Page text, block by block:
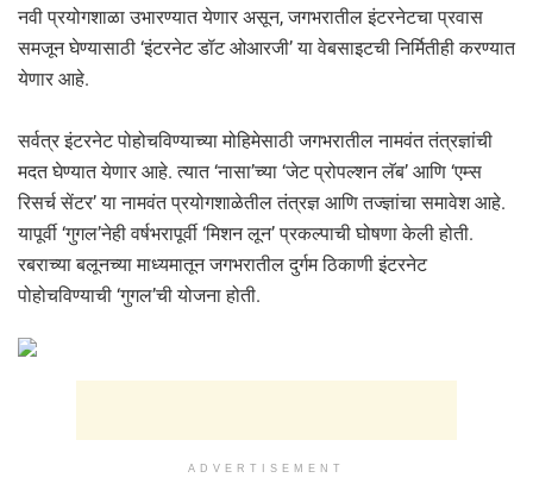
नवी प्रयोगशाळा उभारण्यात येणार असून, जगभरातील इंटरनेटचा प्रवास
समजून घेण्यासाठी ‘इंटरनेट डॉट ओआरजी’ या वेबसाइटची निर्मितीही करण्यात
येणार आहे.
सर्वत्र इंटरनेट पोहोचविण्याच्या मोहिमेसाठी जगभरातील नामवंत तंत्रज्ञांची
मदत घेण्यात येणार आहे. त्यात ‘नासा’च्या ‘जेट प्रोपल्शन लॅब’ आणि ‘एम्स
रिसर्च सेंटर’ या नामवंत प्रयोगशाळेतील तंत्रज्ञ आणि तज्ज्ञांचा समावेश आहे.
यापूर्वी ‘गुगल’नेही वर्षभरापूर्वी ‘मिशन लून’ प्रकल्पाची घोषणा केली होती.
रबराच्या बलूनच्या माध्यमातून जगभरातील दुर्गम ठिकाणी इंटरनेट
पोहोचविण्याची ‘गुगल’ची योजना होती.
ADVERTISEMENT